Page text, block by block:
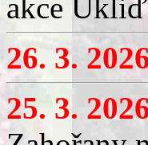
akce
26. 3.
25. 3.